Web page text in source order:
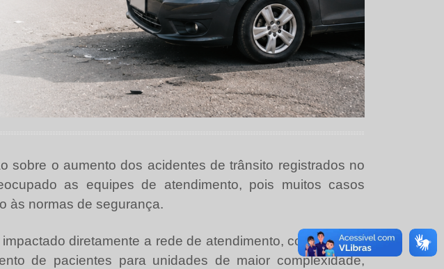
sobre o aumento dos acidentes de trânsito registrados no
as equipes de atendimento, pois muitos casos
às normas de segurança.
diretamente a rede de atendimento, com reflexos
de pacientes para unidades de maior complexidade,